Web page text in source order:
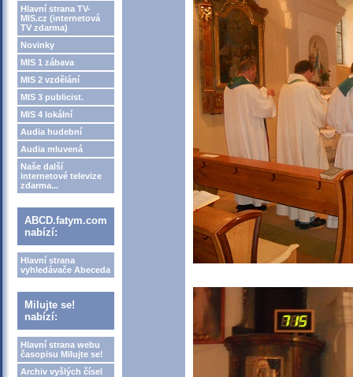
Hlavní strana TV-
MIS.cz (internetová
TV zdarma)
Novinky
MIS 1 zábava
MIS 2 vzdělání
MIS 3 publicist.
MIS 4 lokální
Audia hudební
Audia mluvená
Naše další
internetové televize
zdarma...
ABCD.fatym.com
nabízí:
Hlavní strana
vyhledávače Abeceda
Milujte se!
nabízí:
Hlavní strana webu
časopisu Milujte se!
Archiv vyšlých čísel